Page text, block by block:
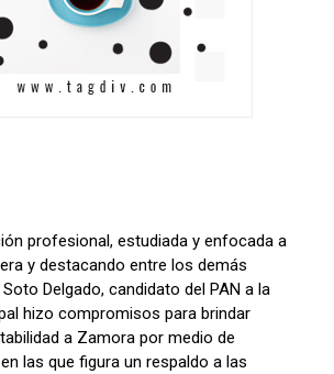
profesional, estudiada y enfocada a
y destacando entre los demás
Delgado, candidato del PAN a la
hizo compromisos para brindar
a Zamora por medio de
las que figura un respaldo a las